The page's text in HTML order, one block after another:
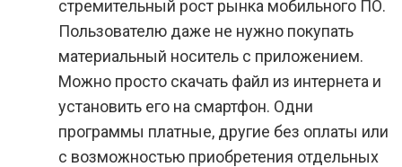
стремительный рост рынка мобильного ПО.
Пользователю даже не нужно покупать
материальный носитель с приложением.
Можно просто скачать файл из интернета и
установить его на смартфон. Одни
программы платные, другие без оплаты или
с возможностью приобретения отдельных